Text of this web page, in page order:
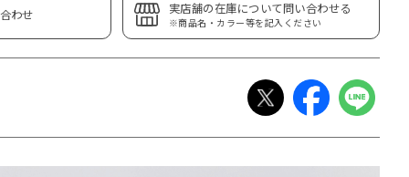
わせ 実店舗の在庫について問い合わせる
※商品名・カラー等を記入ください